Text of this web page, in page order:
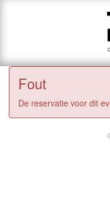
Fout
De reservatie voor dit